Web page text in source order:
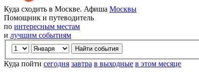
Куда сходить в Москве. Афиша Москвы
Помощник и путеводитель
по интересным местам
и лучшим событиям
Куда пойти сегодня завтра в выходные в этом месяце